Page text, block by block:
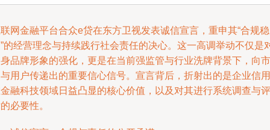
网金融平台合众e贷在东方卫视发表诚信宣言，重申其“合规稳
的经营理念与持续践行社会责任的决心。这一高调举动不仅是
品牌形象的强化，更是在当前强监管与行业洗牌背景下，向市
用户传递出的重要信心信号。宣言背后，折射出的是企业信用
融科技领域日益凸显的核心价值，以及对其进行系统调查与评
必要性。